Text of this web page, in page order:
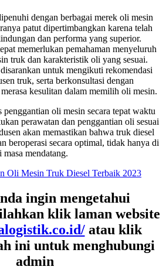
dengan berbagai merek oli mesin
patut dipertimbangkan karena telah
dan performa yang superior.
memerlukan pemahaman menyeluruh
truk dan karakteristik oli yang sesuai.
untuk mengikuti rekomendasi
truk, serta berkonsultasi dengan
kesulitan dalam memilih oli mesin.
oli mesin secara tepat waktu
perawatan dan penggantian oli sesuai
akan memastikan bahwa truk diesel
beroperasi secara optimal, tidak hanya di
mendatang.
Oli Mesin Truk Diesel Terbaik 2023
ingin mengetahui
klik laman website
atau klik
ini untuk menghubungi
admin